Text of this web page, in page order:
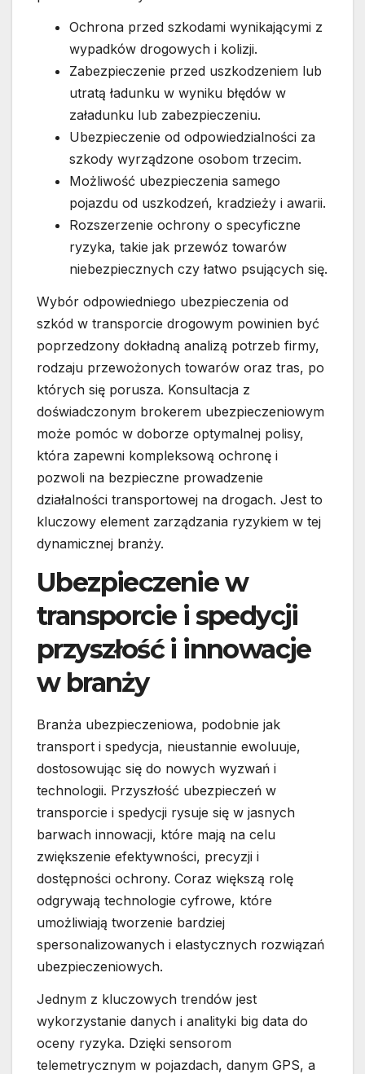
Ochrona przed szkodami wynikającymi z
wypadków drogowych i kolizji.
Zabezpieczenie przed uszkodzeniem lub
utratą ładunku w wyniku błędów w
załadunku lub zabezpieczeniu.
Ubezpieczenie od odpowiedzialności za
szkody wyrządzone osobom trzecim.
Możliwość ubezpieczenia samego
pojazdu od uszkodzeń, kradzieży i awarii.
Rozszerzenie ochrony o specyficzne
ryzyka, takie jak przewóz towarów
niebezpiecznych czy łatwo psujących się.
Wybór odpowiedniego ubezpieczenia od
szkód w transporcie drogowym powinien być
poprzedzony dokładną analizą potrzeb firmy,
rodzaju przewożonych towarów oraz tras, po
których się porusza. Konsultacja z
doświadczonym brokerem ubezpieczeniowym
może pomóc w doborze optymalnej polisy,
która zapewni kompleksową ochronę i
pozwoli na bezpieczne prowadzenie
działalności transportowej na drogach. Jest to
kluczowy element zarządzania ryzykiem w tej
dynamicznej branży.
Ubezpieczenie w
transporcie i spedycji
przyszłość i innowacje
w branży
Branża ubezpieczeniowa, podobnie jak
transport i spedycja, nieustannie ewoluuje,
dostosowując się do nowych wyzwań i
technologii. Przyszłość ubezpieczeń w
transporcie i spedycji rysuje się w jasnych
barwach innowacji, które mają na celu
zwiększenie efektywności, precyzji i
dostępności ochrony. Coraz większą rolę
odgrywają technologie cyfrowe, które
umożliwiają tworzenie bardziej
spersonalizowanych i elastycznych rozwiązań
ubezpieczeniowych.
Jednym z kluczowych trendów jest
wykorzystanie danych i analityki big data do
oceny ryzyka. Dzięki sensorom
telemetrycznym w pojazdach, danym GPS, a